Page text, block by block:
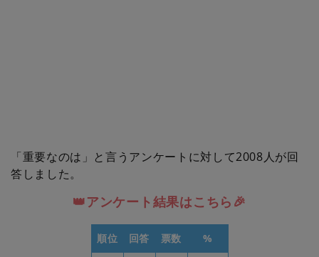
「重要なのは」と言うアンケートに対して2008人が回
答しました。
👑アンケート結果はこちら🎉
順位 回答 票数 %